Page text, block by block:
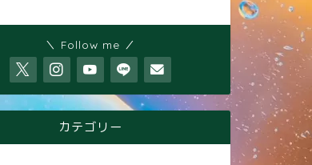
＼ Follow me ／
カテゴリー